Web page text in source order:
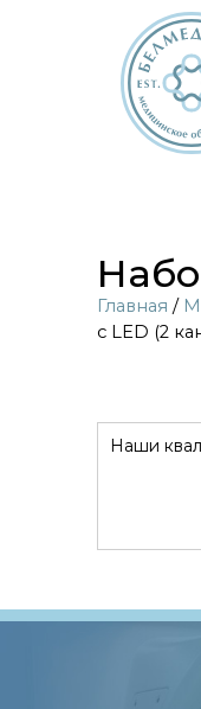
Главная /
с LED (2
Наши